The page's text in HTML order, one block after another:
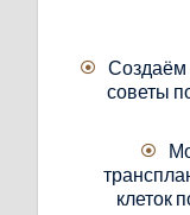
Создаём
советы
клеток